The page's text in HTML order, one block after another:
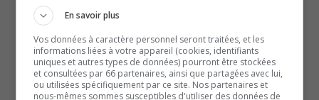
exempts de TVQ.
À lire aussi :
Élections provinciales | La CAQ remonte à 22 % dans
les intentions de vote
Élections provinciales | Entrevue avec André Fortin et
En savoir plus
Vos données à caractère personnel seront traitées, et les
informations liées à votre appareil (cookies, identifiants
uniques et autres types de données) pourront être stockées
et consultées par 66 partenaires, ainsi que partagées avec lui,
ou utilisées spécifiquement par ce site. Nos partenaires et
nous-mêmes sommes susceptibles d'utiliser des données de